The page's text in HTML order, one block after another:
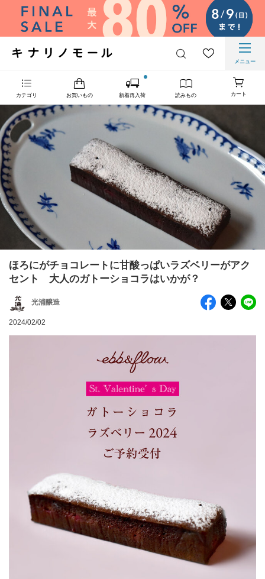
メニュー
カテゴリ お買いもの 新着再入荷 読みもの カート
ほろにがチョコレートに甘酸っぱいラズベリーがアク
セント 大人のガトーショコラはいかが？
光浦醸造
2024/02/02